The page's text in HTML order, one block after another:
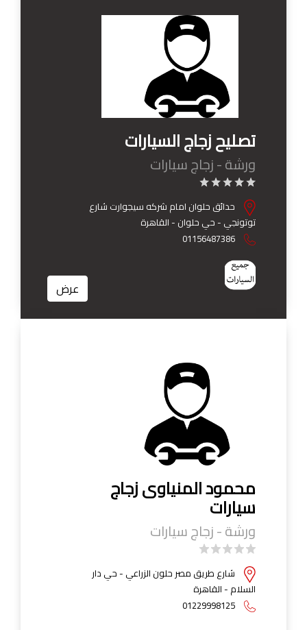
تصليح زجاج السيارات
ورشة - زجاج سيارات
حدائق حلوان امام شركه سيجوارت شارع
توتونجي - حي حلوان - القاهرة
01156487386
عرض
محمود المنياوى زجاج
سيارات
ورشة - زجاج سيارات
شارع طريق مصر حلون الزراعي - حي دار
السلام - القاهرة
01229998125